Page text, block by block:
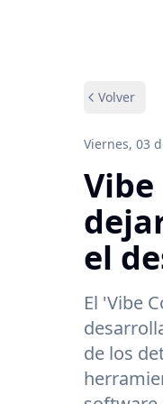
Volver
Viernes, 03
el
El 'Vibe
de los